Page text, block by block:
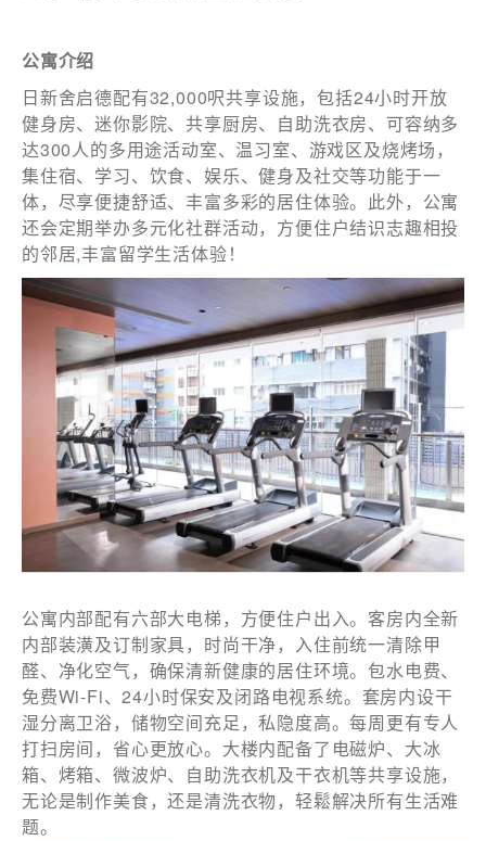
電郵*
電話
國家/地區
感興趣範疇(可多選)*
1.租務資訊 ​​
2.住客活動及福利
注意: 您在此電子表格所提供的個人資料將會用作市場推廣(包
括直接銷售)及其他有關用途。
*我已閱讀並同意日新舍私隱政策。
公寓介绍
日新舍启德配有32,000呎共享设施，包括24小时开放
健身房、迷你影院、共享厨房、自助洗衣房、可容纳多
达300人的多用途活动室、温习室、游戏区及烧烤场，
集住宿、学习、饮食、娱乐、健身及社交等功能于一
体，尽享便捷舒适、丰富多彩的居住体验。此外，公寓
还会定期举办多元化社群活动，方便住户结识志趣相投
的邻居,丰富留学生活体验！
公寓内部配有六部大电梯，方便住户出入。客房内全新
内部装潢及订制家具，时尚干净，入住前统一清除甲
醛、净化空气，确保清新健康的居住环境。包水电费、
免费Wi-Fi、24小时保安及闭路电视系统。套房内设干
湿分离卫浴，储物空间充足，私隐度高。每周更有专人
打扫房间，省心更放心。大楼内配备了电磁炉、大冰
箱、烤箱、微波炉、自助洗衣机及干衣机等共享设施，
无论是制作美食，还是清洗衣物，轻鬆解决所有生活难
题。